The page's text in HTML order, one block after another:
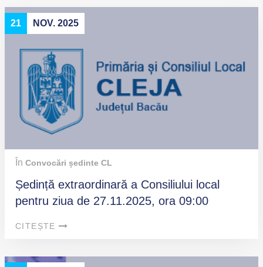
21 NOV. 2025
În Convocări ședinte CL
Ședință extraordinară a Consiliului local
pentru ziua de 27.11.2025, ora 09:00
CITEȘTE